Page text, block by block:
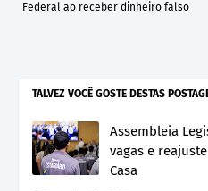
Federal ao receber dinheiro falso
TALVEZ VOCÊ GOSTE DESTAS
Assembleia
vagas e
Casa